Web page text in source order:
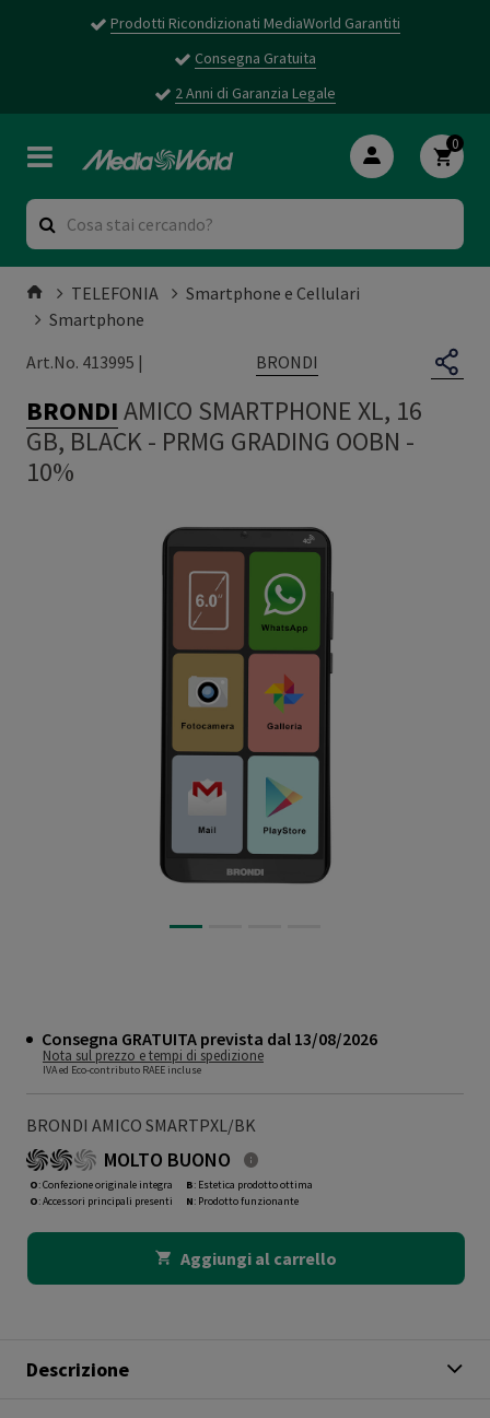
Prodotti Ricondizionati MediaWorld Garantiti
Consegna Gratuita
2 Anni di Garanzia Legale
0
TELEFONIA
Smartphone e Cellulari
Smartphone
Art.No. 413995 |
BRONDI
BRONDIAMICO SMARTPHONE XL, 16
GB, BLACK- PRMG GRADING OOBN -
10%
Consegna GRATUITA prevista dal 13/08/2026
Nota sul prezzo e tempi di spedizione
IVA ed Eco-contributo RAEE incluse
BRONDI AMICO SMARTPXL/BK
MOLTO BUONO
O: Confezione originale integra
O: Accessori principali presenti
B: Estetica prodotto ottima
N: Prodotto funzionante
Aggiungi al carrello
Descrizione